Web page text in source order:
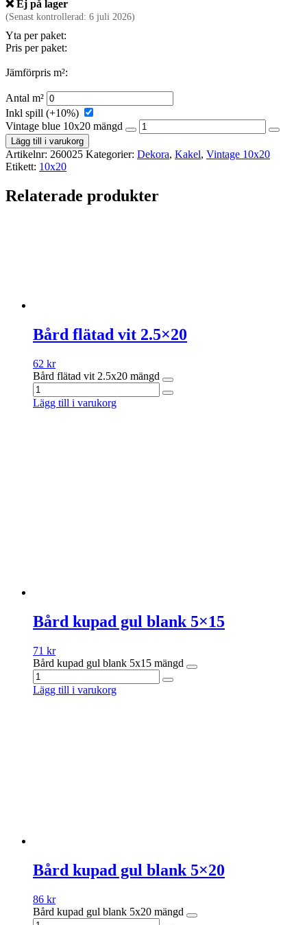
❌ Ej på lager
(Senast kontrollerad: 6 juli 2026)
Yta per paket:
Pris per paket:
Jämförpris m²:
Antal m²
Inkl spill (+10%)
Vintage blue 10x20 mängd
Lägg till i varukorg
Artikelnr: 260025 Kategorier: Dekora, Kakel, Vintage 10x20
Etikett: 10x20
Relaterade produkter
Bård flätad vit 2.5×20
62 kr
Bård flätad vit 2.5x20 mängd
Lägg till i varukorg
Bård kupad gul blank 5×15
71 kr
Bård kupad gul blank 5x15 mängd
Lägg till i varukorg
Bård kupad gul blank 5×20
86 kr
Bård kupad gul blank 5x20 mängd